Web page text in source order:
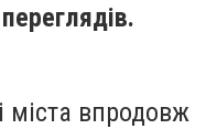
міста впродовж